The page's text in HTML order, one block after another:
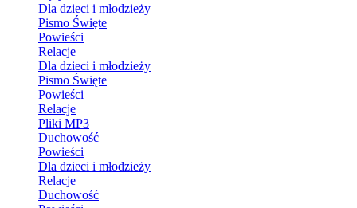
Dla dzieci i młodzieży
Pismo Święte
Powieści
Relacje
Dla dzieci i młodzieży
Pismo Święte
Powieści
Relacje
Pliki MP3
Duchowość
Powieści
Dla dzieci i młodzieży
Relacje
Duchowość